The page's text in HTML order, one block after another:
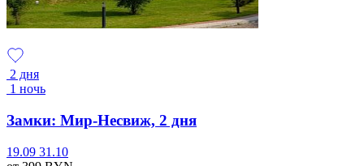
2 дня
1 ночь
Замки: Мир-Несвиж, 2 дня
19.09 31.10